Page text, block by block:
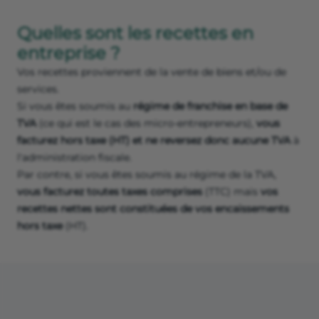
Quelles sont les recettes en
entreprise ?
Vos recettes proviennent de la vente de biens et/ou de
services.
Si vous êtes soumis au régime de franchise en base de
TVA (ce qui est le cas des micro-entrepreneurs), vous
facturez hors taxe (HT) et ne reversez donc aucune TVA à
l'administration fiscale.
Par contre, si vous êtes soumis au régime de la TVA,
vous facturez toutes taxes comprises (TTC) mais vos
recettes nettes sont constituées de vos encaissements
hors taxe(HT).